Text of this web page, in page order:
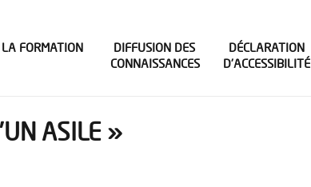
LA FORMATION
DIFFUSION DES
CONNAISSANCES
DÉCLARATION
D’ACCESSIBILITÉ
ASILE »